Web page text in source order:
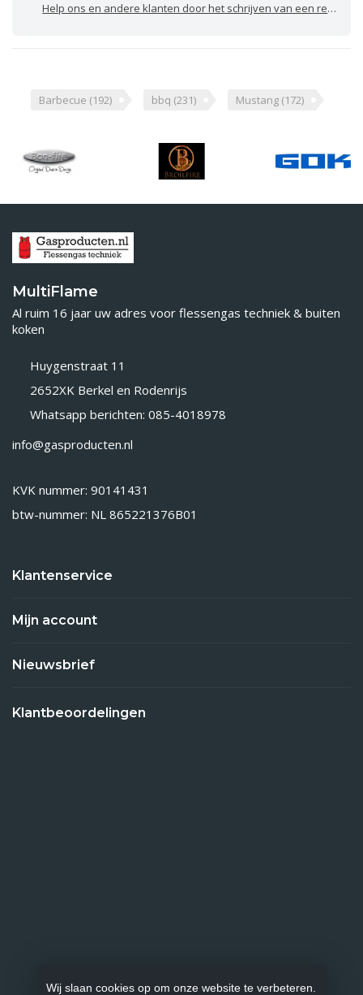
Help ons en andere klanten door het schrijven van een review
Barbecue (192) bbq (231) Mustang (172)
MultiFlame
Al ruim 16 jaar uw adres voor flessengas techniek & buiten
koken
Huygenstraat 11
2652XK Berkel en Rodenrijs
Whatsapp berichten: 085-4018978
info@gasproducten.nl
KVK nummer: 90141431
btw-nummer: NL 865221376B01
Klantenservice
Mijn account
Nieuwsbrief
Klantbeoordelingen
Wij slaan cookies op om onze website te verbeteren.